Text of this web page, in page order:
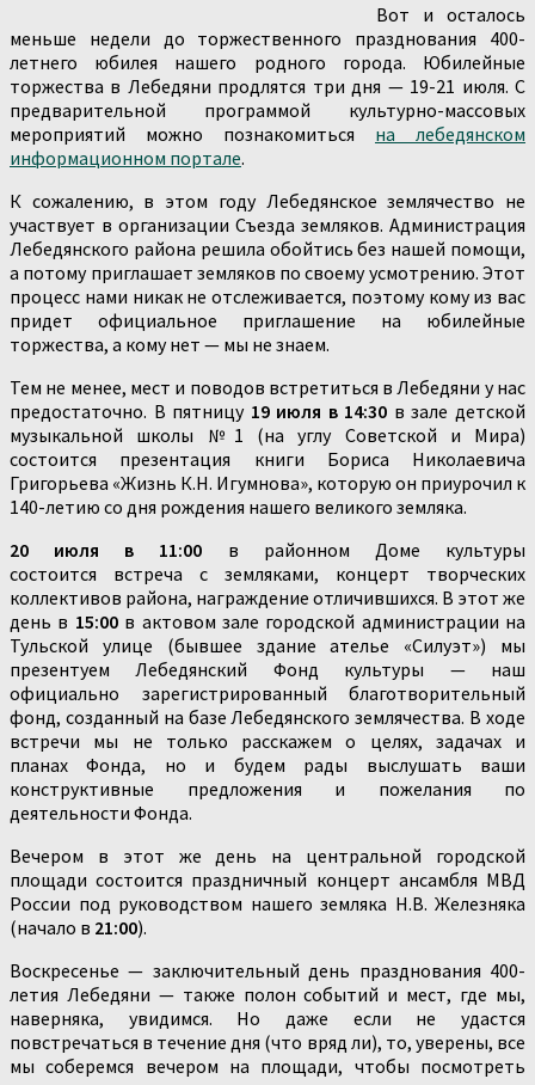
Вот и осталось
меньше недели до торжественного празднования 400-
летнего юбилея нашего родного города. Юбилейные
торжества в Лебедяни продлятся три дня — 19-21 июля. С
предварительной программой культурно-массовых
мероприятий можно познакомиться на лебедянском
информационном портале.
К сожалению, в этом году Лебедянское землячество не
участвует в организации Съезда земляков. Администрация
Лебедянского района решила обойтись без нашей помощи,
а потому приглашает земляков по своему усмотрению. Этот
процесс нами никак не отслеживается, поэтому кому из вас
придет официальное приглашение на юбилейные
торжества, а кому нет — мы не знаем.
Тем не менее, мест и поводов встретиться в Лебедяни у нас
предостаточно. В пятницу 19 июля в 14:30 в зале детской
музыкальной школы №1 (на углу Советской и Мира)
состоится презентация книги Бориса Николаевича
Григорьева «Жизнь К.Н. Игумнова», которую он приурочил к
140-летию со дня рождения нашего великого земляка.
20 июля в 11:00 в районном Доме культуры
состоится встреча с земляками, концерт творческих
коллективов района, награждение отличившихся. В этот же
день в 15:00в актовом зале городской администрации на
Тульской улице (бывшее здание ателье «Силуэт») мы
презентуем Лебедянский Фонд культуры — наш
официально зарегистрированный благотворительный
фонд, созданный на базе Лебедянского землячества. В ходе
встречи мы не только расскажем о целях, задачах и
планах Фонда, но и будем рады выслушать ваши
конструктивные предложения и пожелания по
деятельности Фонда.
Вечером в этот же день на центральной городской
площади состоится праздничный концерт ансамбля МВД
России под руководством нашего земляка Н.В. Железняка
(начало в 21:00).
Воскресенье — заключительный день празднования 400-
летия Лебедяни — также полон событий и мест, где мы,
наверняка, увидимся. Но даже если не удастся
повстречаться в течение дня (что вряд ли), то, уверены, все
мы соберемся вечером на площади, чтобы посмотреть